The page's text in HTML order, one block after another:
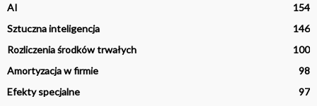
AI
154
Sztuczna inteligencja
146
Rozliczenia środków trwałych
100
Amortyzacja w firmie
98
Efekty specjalne
97